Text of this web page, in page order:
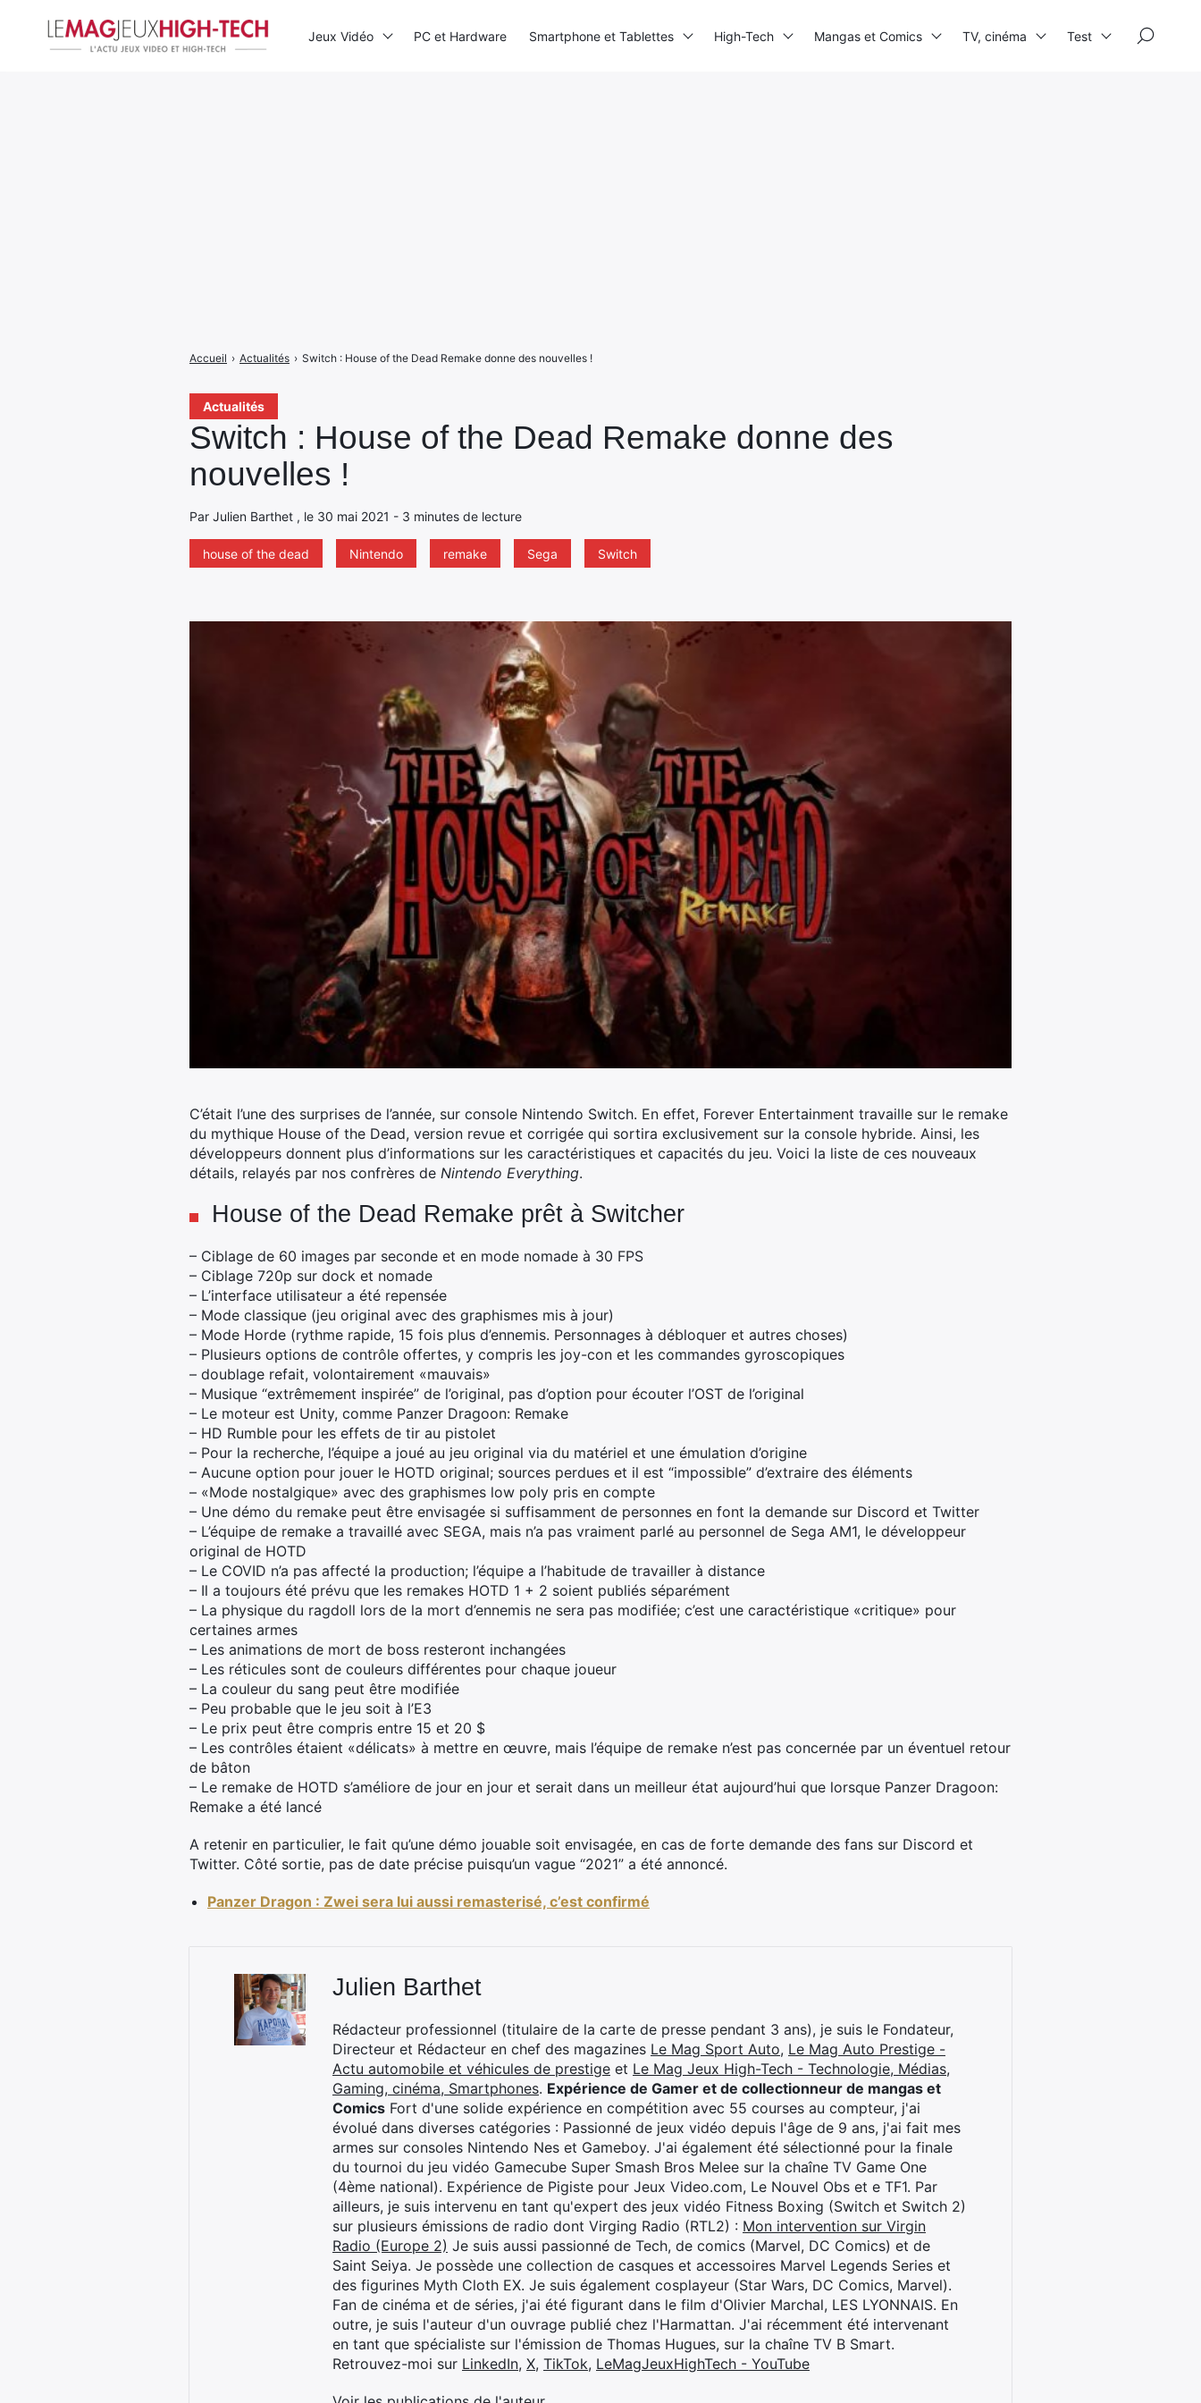
Actualités
Switch : House of the Dead Remake donne des
nouvelles !
Par Julien Barthet , le 30 mai 2021 - 3 minutes de lecture
house of the dead Nintendo remake Sega Switch
Accueil › Actualités › Switch : House of the Dead Remake donne des nouvelles !
C’était l’une des surprises de l’année, sur console Nintendo Switch. En effet, Forever Entertainment travaille sur le remake
du mythique House of the Dead, version revue et corrigée qui sortira exclusivement sur la console hybride. Ainsi, les
développeurs donnent plus d’informations sur les caractéristiques et capacités du jeu. Voici la liste de ces nouveaux
détails, relayés par nos confrères de Nintendo Everything.
House of the Dead Remake prêt à Switcher
– Ciblage de 60 images par seconde et en mode nomade à 30 FPS
– Ciblage 720p sur dock et nomade
– L’interface utilisateur a été repensée
– Mode classique (jeu original avec des graphismes mis à jour)
– Mode Horde (rythme rapide, 15 fois plus d’ennemis. Personnages à débloquer et autres choses)
– Plusieurs options de contrôle offertes, y compris les joy-con et les commandes gyroscopiques
– doublage refait, volontairement «mauvais»
– Musique “extrêmement inspirée” de l’original, pas d’option pour écouter l’OST de l’original
– Le moteur est Unity, comme Panzer Dragoon: Remake
– HD Rumble pour les effets de tir au pistolet
– Pour la recherche, l’équipe a joué au jeu original via du matériel et une émulation d’origine
– Aucune option pour jouer le HOTD original; sources perdues et il est “impossible” d’extraire des éléments
– «Mode nostalgique» avec des graphismes low poly pris en compte
– Une démo du remake peut être envisagée si suffisamment de personnes en font la demande sur Discord et Twitter
– L’équipe de remake a travaillé avec SEGA, mais n’a pas vraiment parlé au personnel de Sega AM1, le développeur
original de HOTD
– Le COVID n’a pas affecté la production; l’équipe a l’habitude de travailler à distance
– Il a toujours été prévu que les remakes HOTD 1 + 2 soient publiés séparément
– La physique du ragdoll lors de la mort d’ennemis ne sera pas modifiée; c’est une caractéristique «critique» pour
certaines armes
– Les animations de mort de boss resteront inchangées
– Les réticules sont de couleurs différentes pour chaque joueur
– La couleur du sang peut être modifiée
– Peu probable que le jeu soit à l’E3
– Le prix peut être compris entre 15 et 20 $
– Les contrôles étaient «délicats» à mettre en œuvre, mais l’équipe de remake n’est pas concernée par un éventuel retour
de bâton
– Le remake de HOTD s’améliore de jour en jour et serait dans un meilleur état aujourd’hui que lorsque Panzer Dragoon:
Remake a été lancé
A retenir en particulier, le fait qu’une démo jouable soit envisagée, en cas de forte demande des fans sur Discord et
Twitter. Côté sortie, pas de date précise puisqu’un vague “2021” a été annoncé.
Panzer Dragon : Zwei sera lui aussi remasterisé, c’est confirmé
Julien Barthet
Rédacteur professionnel (titulaire de la carte de presse pendant 3 ans), je suis le Fondateur,
Directeur et Rédacteur en chef des magazines Le Mag Sport Auto, Le Mag Auto Prestige -
Actu automobile et véhicules de prestige et Le Mag Jeux High-Tech - Technologie, Médias,
Gaming, cinéma, Smartphones. Expérience de Gamer et de collectionneur de mangas et
Comics Fort d'une solide expérience en compétition avec 55 courses au compteur, j'ai
évolué dans diverses catégories : Passionné de jeux vidéo depuis l'âge de 9 ans, j'ai fait mes
armes sur consoles Nintendo Nes et Gameboy. J'ai également été sélectionné pour la finale
du tournoi du jeu vidéo Gamecube Super Smash Bros Melee sur la chaîne TV Game One
(4ème national). Expérience de Pigiste pour Jeux Video.com, Le Nouvel Obs et e TF1. Par
ailleurs, je suis intervenu en tant qu'expert des jeux vidéo Fitness Boxing (Switch et Switch 2)
sur plusieurs émissions de radio dont Virging Radio (RTL2) : Mon intervention sur Virgin
Radio (Europe 2) Je suis aussi passionné de Tech, de comics (Marvel, DC Comics) et de
Saint Seiya. Je possède une collection de casques et accessoires Marvel Legends Series et
des figurines Myth Cloth EX. Je suis également cosplayeur (Star Wars, DC Comics, Marvel).
Fan de cinéma et de séries, j'ai été figurant dans le film d'Olivier Marchal, LES LYONNAIS. En
outre, je suis l'auteur d'un ouvrage publié chez l'Harmattan. J'ai récemment été intervenant
en tant que spécialiste sur l'émission de Thomas Hugues, sur la chaîne TV B Smart.
Retrouvez-moi sur LinkedIn, X, TikTok, LeMagJeuxHighTech - YouTube
Jeux Vidéo PC et Hardware Smartphone et Tablettes High-Tech Mangas et Comics TV, cinéma Test